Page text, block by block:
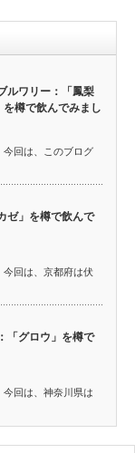
ルワリー：「鳳梨
樽で飲んでみまし
今回は、このブログ
ゼ」を樽で飲んで
今回は、京都府は伏
「グロウ」を樽で
回は、神奈川県は